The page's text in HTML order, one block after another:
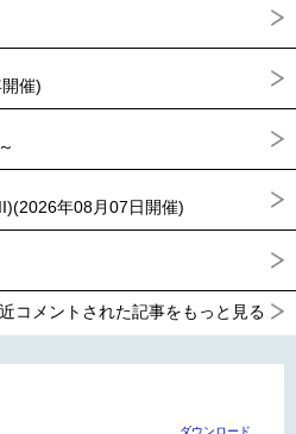
催)
年08月07日開催)
コメントされた記事をもっと見る
ダウンロード